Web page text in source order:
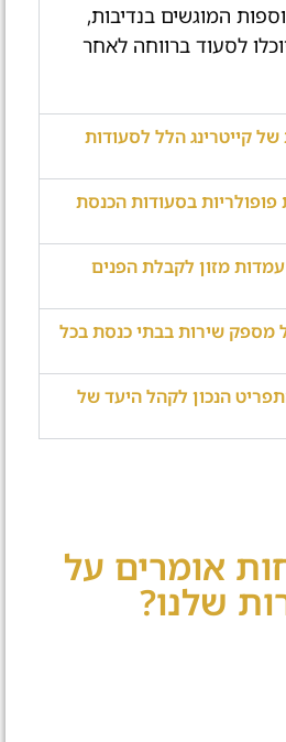
המוגשים בנדיבות,
לסעוד ברווחה לאחר
קייטרינג הלל לסעודות
פופולריות בסעודות הכנסת
מזון לקבלת הפנים
מספק שירות בבתי כנסת בכל
הנכון לקהל היעד של
אומרים על
שלנו?